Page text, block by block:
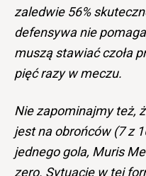
zaledwie 56%
defensywa nie
muszą stawiać czoła
pięć razy w meczu.
Nie zapominajmy też,
jest na obrońców (7 z
jednego gola, Muris
zero. Sytuację w tej